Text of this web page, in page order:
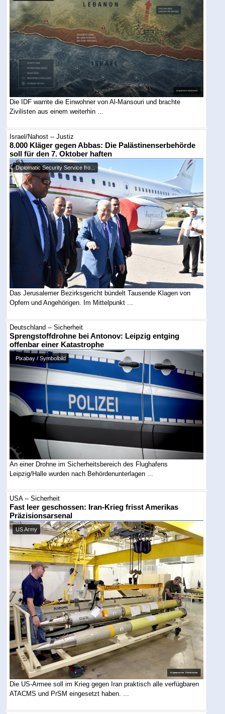
Die IDF warnte die Einwohner von Al-Mansouri und brachte
Zivilisten aus einem weiterhin ...
Israel/Nahost -- Justiz
8.000 Kläger gegen Abbas: Die Palästinenserbehörde
soll für den 7. Oktober haften
Diplomatic Security Service fro...
Das Jerusalemer Bezirksgericht bündelt Tausende Klagen von
Opfern und Angehörigen. Im Mittelpunkt ...
Deutschland -- Sicherheit
Sprengstoffdrohne bei Antonov: Leipzig entging
offenbar einer Katastrophe
Pixabay / Symbolbild
An einer Drohne im Sicherheitsbereich des Flughafens
Leipzig/Halle wurden nach Behördenunterlagen ...
USA -- Sicherheit
Fast leer geschossen: Iran-Krieg frisst Amerikas
Präzisionsarsenal
US Army
Die US-Armee soll im Krieg gegen Iran praktisch alle verfügbaren
ATACMS und PrSM eingesetzt haben. ...